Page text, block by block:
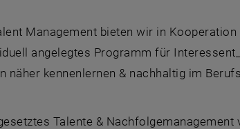
Management bieten wir in
new window
angelegtes Programm für
näher kennenlernen & nachhaltig im
Talente & Nachfolgemanagement